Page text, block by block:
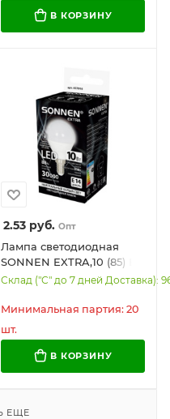
В КОРЗИНУ
2.53руб. Опт
Лампа светодиодная
SONNEN EXTRA,10 (85) Вт,
E14, шар, нейтральный
10W-4000-Е14, 457910
Склад ("С" до 7 дней Доставка):
Минимальная партия: 20
шт.
В КОРЗИНУ
ЕЩЕ